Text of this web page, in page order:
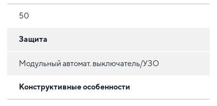
50
Защита
Модульный автомат. выключатель/УЗО
Конструктивные особенности